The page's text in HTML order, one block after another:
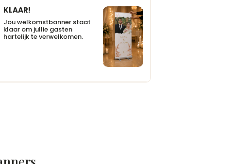
KLAAR!
Jou welkomstbanner staat
klaar om jullie gasten
hartelijk te verwelkomen.